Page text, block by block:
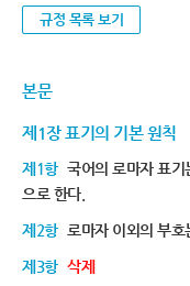
규정 목록 보기
본문
제1장 표기의 기본 원칙
제1항 국어의 로마자 표기
으로 한다.
제2항 로마자 이외의 부호
제3항 삭제